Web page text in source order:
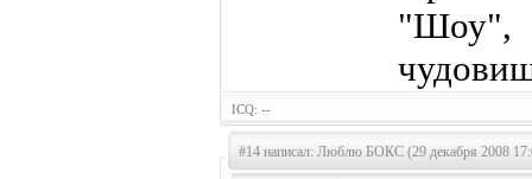
ICQ: --
#14 написал: Люблю БОКС (29 декабря 2008